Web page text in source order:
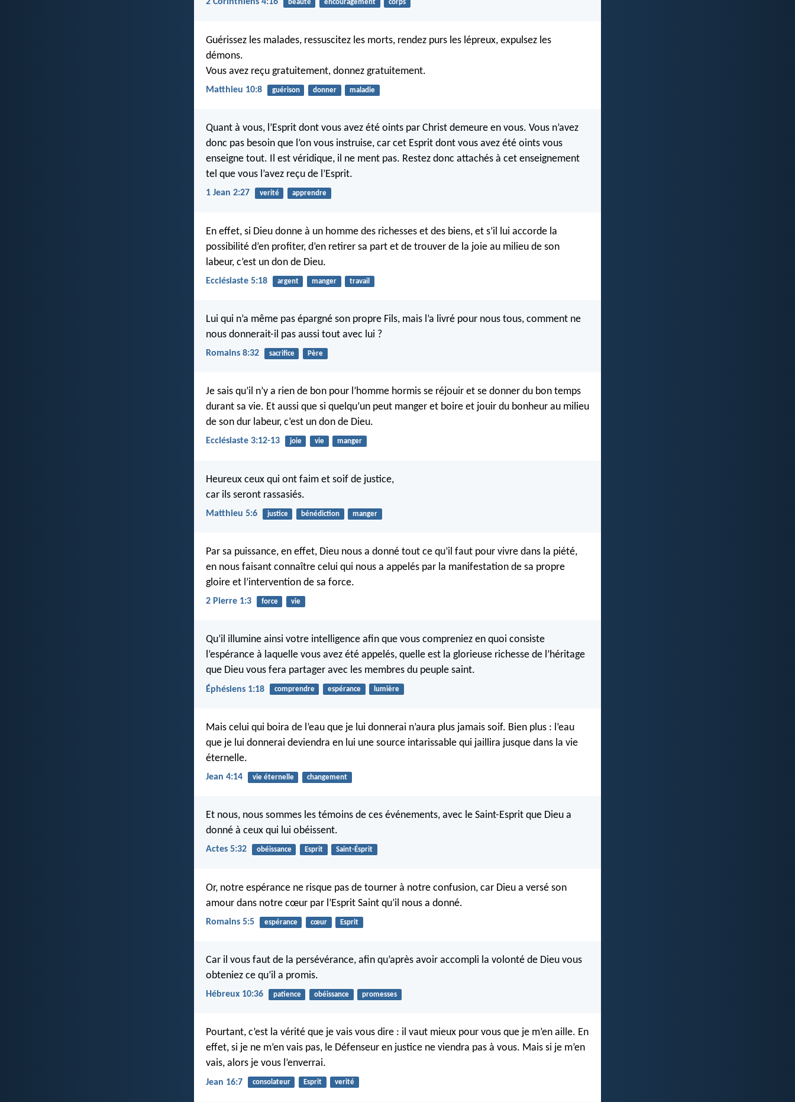
2 Corinthiens 4:16 beauté encouragement corps
Guérissez les malades, ressuscitez les morts, rendez purs les lépreux, expulsez les
démons.
Vous avez reçu gratuitement, donnez gratuitement.
Matthieu 10:8 guérison donner maladie
Quant à vous, l’Esprit dont vous avez été oints par Christ demeure en vous. Vous n’avez
donc pas besoin que l’on vous instruise, car cet Esprit dont vous avez été oints vous
enseigne tout. Il est véridique, il ne ment pas. Restez donc attachés à cet enseignement
tel que vous l’avez reçu de l’Esprit.
1 Jean 2:27 verité apprendre
En effet, si Dieu donne à un homme des richesses et des biens, et s’il lui accorde la
possibilité d’en profiter, d’en retirer sa part et de trouver de la joie au milieu de son
labeur, c’est un don de Dieu.
Ecclésiaste 5:18 argent manger travail
Lui qui n’a même pas épargné son propre Fils, mais l’a livré pour nous tous, comment ne
nous donnerait-il pas aussi tout avec lui ?
Romains 8:32 sacrifice Père
Je sais qu’il n’y a rien de bon pour l’homme hormis se réjouir et se donner du bon temps
durant sa vie. Et aussi que si quelqu’un peut manger et boire et jouir du bonheur au milieu
de son dur labeur, c’est un don de Dieu.
Ecclésiaste 3:12-13 joie vie manger
Heureux ceux qui ont faim et soif de justice,
car ils seront rassasiés.
Matthieu 5:6 justice bénédiction manger
Par sa puissance, en effet, Dieu nous a donné tout ce qu’il faut pour vivre dans la piété,
en nous faisant connaître celui qui nous a appelés par la manifestation de sa propre
gloire et l’intervention de sa force.
2 Pierre 1:3 force vie
Qu’il illumine ainsi votre intelligence afin que vous compreniez en quoi consiste
l’espérance à laquelle vous avez été appelés, quelle est la glorieuse richesse de l’héritage
que Dieu vous fera partager avec les membres du peuple saint.
Éphésiens 1:18 comprendre espérance lumière
Mais celui qui boira de l’eau que je lui donnerai n’aura plus jamais soif. Bien plus : l’eau
que je lui donnerai deviendra en lui une source intarissable qui jaillira jusque dans la vie
éternelle.
Jean 4:14 vie éternelle changement
Et nous, nous sommes les témoins de ces événements, avec le Saint-Esprit que Dieu a
donné à ceux qui lui obéissent.
Actes 5:32 obéissance Esprit Saint-Ésprit
Or, notre espérance ne risque pas de tourner à notre confusion, car Dieu a versé son
amour dans notre cœur par l’Esprit Saint qu’il nous a donné.
Romains 5:5 espérance cœur Esprit
Car il vous faut de la persévérance, afin qu’après avoir accompli la volonté de Dieu vous
obteniez ce qu’il a promis.
Hébreux 10:36 patience obéissance promesses
Pourtant, c’est la vérité que je vais vous dire : il vaut mieux pour vous que je m’en aille. En
effet, si je ne m’en vais pas, le Défenseur en justice ne viendra pas à vous. Mais si je m’en
vais, alors je vous l’enverrai.
Jean 16:7 consolateur Esprit verité